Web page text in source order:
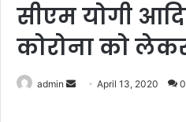
सीएम योगी
कोरोना को
admin
Send April 13, 2020 0